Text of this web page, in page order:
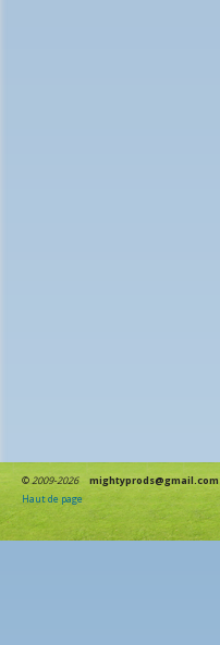
©2009-2026
mightyprods@gmail.com
Haut de page